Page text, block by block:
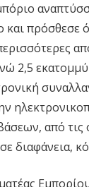
και πρόσθεσε
2,5
από τις
διαφάνεια,